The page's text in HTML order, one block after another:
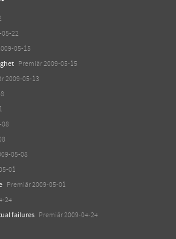
05-22
05-15
Premiär 2009-05-15
2009-05-13
08
05-08
01
Premiär 2009-05-01
24
failures Premiär 2009-04-24